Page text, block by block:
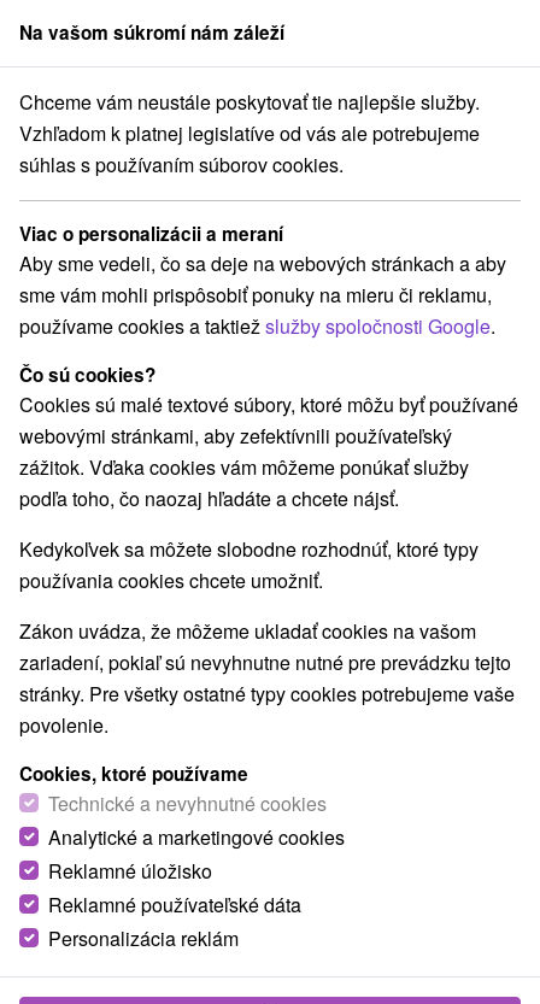
člen skupinySorger
Atrakcie na Slovensku Hrady, zámky, zrúcaniny Dolná Nitra
Hrady, zámky, zrúcaniny na Dolnej
Nitre
Kategórie
Všetky kategórie
Hrady, zámky, zrúcaniny(7)
Túry a turistické chodníky
Motokárové dráhy(2) Golfové ihriská (2) Pramene(1)
Mestské a zámocké parky(2) Sakrálne miesta(4)
Kaštiele(2) Divadlá(3) Skanzeny(1)
Jazda na koni (3) Šport(1) Adrenalinové atrakcie
Detské centrá a mestečká(2) Aquaparky, kúpaliská(5)
Pamätníky(2) Technické pamiatky
Atrakcie pre deti Escaperoom
Botanické záhrady (2) ZOO a zvieracie farmy (2)
Múzeá a galérie (4) Turistické atrakcie
Nitra(2) Zlatno (1)
Na vašom súkromí nám záleží
Chceme vám neustále poskytovať tie najlepšie služby.
Vzhľadom k platnej legislatíve od vás ale potrebujeme
súhlas s používaním súborov cookies.
Viac o personalizácii a meraní
Aby sme vedeli, čo sa deje na webových stránkach a aby
sme vám mohli prispôsobiť ponuky na mieru či reklamu,
používame cookies a taktiežslužby spoločnosti Google.
Čo sú cookies?
Cookies sú malé textové súbory, ktoré môžu byť používané
webovými stránkami, aby zefektívnili používateľský
zážitok. Vďaka cookies vám môžeme ponúkať služby
podľa toho, čo naozaj hľadáte a chcete nájsť.
Kedykoľvek sa môžete slobodne rozhodnúť, ktoré typy
používania cookies chcete umožniť.
Zákon uvádza, že môžeme ukladať cookies na vašom
zariadení, pokiaľ sú nevyhnutne nutné pre prevádzku tejto
stránky. Pre všetky ostatné typy cookies potrebujeme vaše
povolenie.
Cookies, ktoré používame
Technické a nevyhnutné cookies
Analytické a marketingové cookies
Reklamné úložisko
Reklamné používateľské dáta
Personalizácia reklám